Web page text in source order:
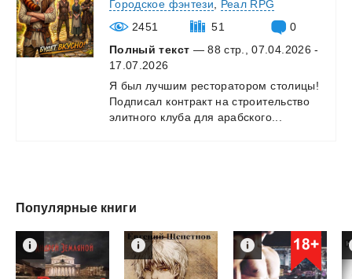
Городское фэнтези
Реал RPG
2451
51
0
Полный текст — 88 стр., 07.04.2026 -
17.07.2026
Я был лучшим ресторатором столицы!
Подписал контракт на строительство
элитного клуба для арабского...
Популярные книги